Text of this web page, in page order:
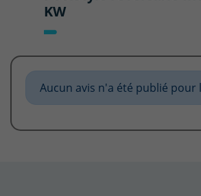
KW
Aucun avis n'a été publié pour